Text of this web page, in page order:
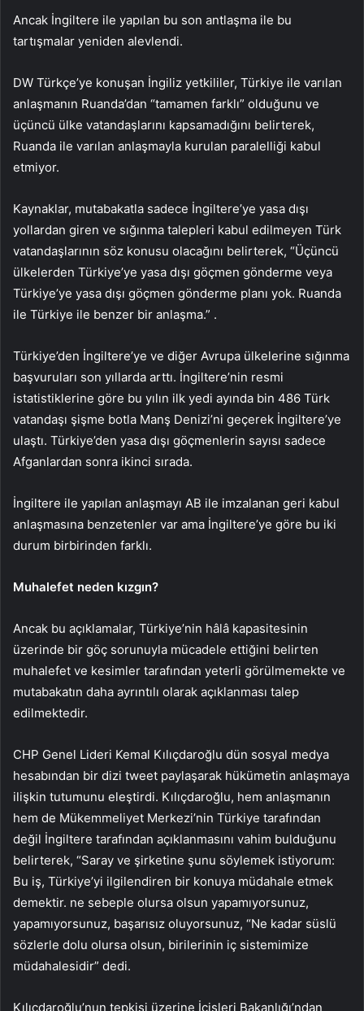
Ancak İngiltere ile yapılan bu son antlaşma ile bu
tartışmalar yeniden alevlendi.
DW Türkçe’ye konuşan İngiliz yetkililer, Türkiye ile varılan
anlaşmanın Ruanda’dan “tamamen farklı” olduğunu ve
üçüncü ülke vatandaşlarını kapsamadığını belirterek,
Ruanda ile varılan anlaşmayla kurulan paralelliği kabul
etmiyor.
Kaynaklar, mutabakatla sadece İngiltere’ye yasa dışı
yollardan giren ve sığınma talepleri kabul edilmeyen Türk
vatandaşlarının söz konusu olacağını belirterek, “Üçüncü
ülkelerden Türkiye’ye yasa dışı göçmen gönderme veya
Türkiye’ye yasa dışı göçmen gönderme planı yok. Ruanda
ile Türkiye ile benzer bir anlaşma.” .
Türkiye’den İngiltere’ye ve diğer Avrupa ülkelerine sığınma
başvuruları son yıllarda arttı. İngiltere’nin resmi
istatistiklerine göre bu yılın ilk yedi ayında bin 486 Türk
vatandaşı şişme botla Manş Denizi’ni geçerek İngiltere’ye
ulaştı. Türkiye’den yasa dışı göçmenlerin sayısı sadece
Afganlardan sonra ikinci sırada.
İngiltere ile yapılan anlaşmayı AB ile imzalanan geri kabul
anlaşmasına benzetenler var ama İngiltere’ye göre bu iki
durum birbirinden farklı.
Muhalefet neden kızgın?
Ancak bu açıklamalar, Türkiye’nin hâlâ kapasitesinin
üzerinde bir göç sorunuyla mücadele ettiğini belirten
muhalefet ve kesimler tarafından yeterli görülmemekte ve
mutabakatın daha ayrıntılı olarak açıklanması talep
edilmektedir.
CHP Genel Lideri Kemal Kılıçdaroğlu dün sosyal medya
hesabından bir dizi tweet paylaşarak hükümetin anlaşmaya
ilişkin tutumunu eleştirdi. Kılıçdaroğlu, hem anlaşmanın
hem de Mükemmeliyet Merkezi’nin Türkiye tarafından
değil İngiltere tarafından açıklanmasını vahim bulduğunu
belirterek, “Saray ve şirketine şunu söylemek istiyorum:
Bu iş, Türkiye’yi ilgilendiren bir konuya müdahale etmek
demektir. ne sebeple olursa olsun yapamıyorsunuz,
yapamıyorsunuz, başarısız oluyorsunuz, “Ne kadar süslü
sözlerle dolu olursa olsun, birilerinin iç sistemimize
müdahalesidir” dedi.
Kılıçdaroğlu’nun tepkisi üzerine İçişleri Bakanlığı’ndan